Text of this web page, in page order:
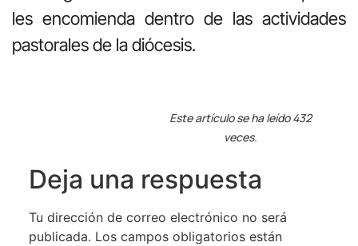
les encomienda dentro de las actividades
pastorales de la diócesis.
Este artículo se ha leído 432
veces.
Deja una respuesta
Tu dirección de correo electrónico no será
publicada. Los campos obligatorios están